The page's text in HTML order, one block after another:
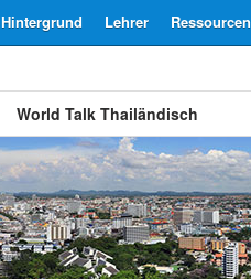
Ressourcen
Lehrer
Hintergrund
World Talk Thailändisch